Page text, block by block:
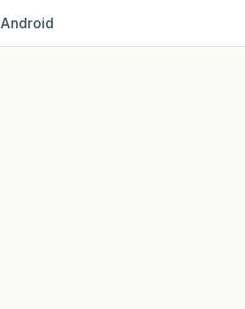
Android